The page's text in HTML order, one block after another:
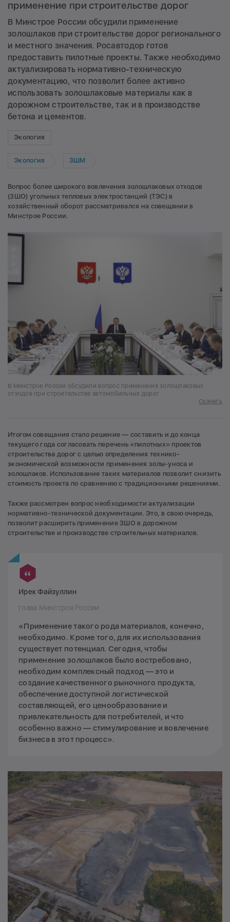
применение при строительстве дорог
В Минстрое России обсудили применение
золошлаков при строительстве дорог регионального
и местного значения. Росавтодор готов
предоставить пилотные проекты. Также необходимо
актуализировать нормативно-техническую
документацию, что позволит более активно
использовать золошлаковые материалы как в
дорожном строительстве, так и в производстве
бетона и цементов.
Экология
Экология ЗШМ
Вопрос более широкого вовлечения золошлаковых отходов
(ЗШО) угольных тепловых электростанций (ТЭС) в
хозяйственный оборот рассматривался на совещании в
Минстрое России.
В Минстрое России обсудили вопрос применения золошлаковых
отходов при строительстве автомобильных дорог
Скачать
Итогом совещания стало решение — составить и до конца
текущего года согласовать перечень «пилотных» проектов
строительства дорог с целью определения технико-
экономической возможности применения золы-уноса и
золошлаков. Использование таких материалов позволит снизить
стоимость проекта по сравнению с традиционными решениями.
Также рассмотрен вопрос необходимости актуализации
нормативно-технической документации. Это, в свою очередь,
позволит расширить применение ЗШО в дорожном
строительстве и производстве строительных материалов.
Ирек Файзуллин
глава Минстроя России
«Применение такого рода материалов, конечно,
необходимо. Кроме того, для их использования
существует потенциал. Сегодня, чтобы
применение золошлаков было востребовано,
необходим комплексный подход — это и
создание качественного рыночного продукта,
обеспечение доступной логистической
составляющей, его ценообразование и
привлекательность для потребителей, и что
особенно важно — стимулирование и вовлечение
бизнеса в этот процесс».